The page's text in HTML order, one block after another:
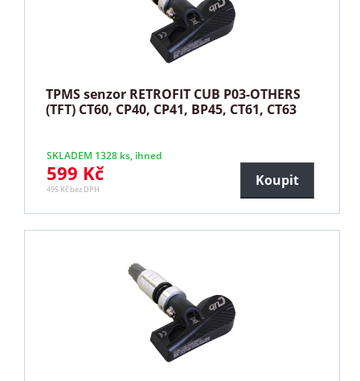
TPMS senzor RETROFIT CUB P03-OTHERS
(TFT) CT60, CP40, CP41, BP45, CT61, CT63
SKLADEM 1328 ks, ihned
599 Kč
495 Kč bez DPH
Koupit